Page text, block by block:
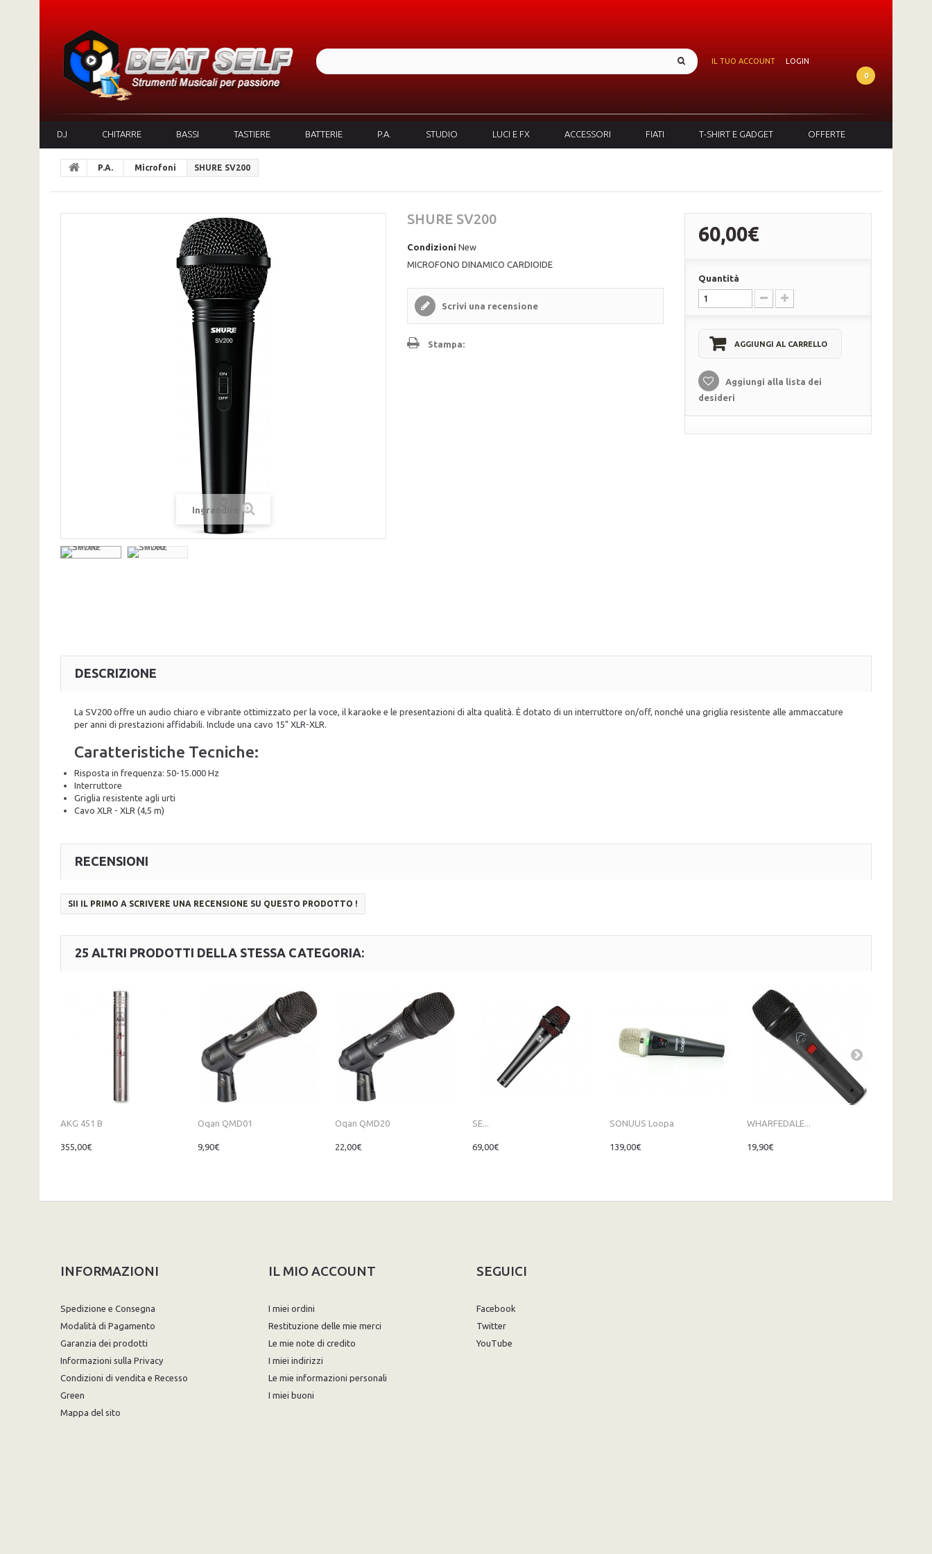
IL TUO ACCOUNT
LOGIN
0
DJ CHITARRE BASSI TASTIERE BATTERIE P.A. STUDIO LUCI E FX ACCESSORI FIATI T-SHIRT E GADGET OFFERTE
P.A. Microfoni SHURE SV200
Ingrandire
SHURE SV200
Condizioni New
MICROFONO DINAMICO CARDIOIDE
Scrivi una recensione
Stampa:
60,00€
Quantità
AGGIUNGI AL CARRELLO
Aggiungi alla lista dei
desideri
DESCRIZIONE
La SV200 offre un audio chiaro e vibrante ottimizzato per la voce, il karaoke e le presentazioni di alta qualità. È dotato di un interruttore on/off, nonché una griglia resistente alle ammaccature
per anni di prestazioni affidabili. Include una cavo 15" XLR-XLR.
Caratteristiche Tecniche:
Risposta in frequenza: 50-15.000 Hz
Interruttore
Griglia resistente agli urti
Cavo XLR - XLR (4,5 m)
RECENSIONI
SII IL PRIMO A SCRIVERE UNA RECENSIONE SU QUESTO PRODOTTO !
25 ALTRI PRODOTTI DELLA STESSA CATEGORIA:
AKG 451 B
355,00€
Oqan QMD01
9,90€
Oqan QMD20
22,00€
SE...
69,00€
SONUUS Loopa
139,00€
WHARFEDALE...
19,90€
INFORMAZIONI
Spedizione e Consegna
Modalità di Pagamento
Garanzia dei prodotti
Informazioni sulla Privacy
Condizioni di vendita e Recesso
Green
Mappa del sito
IL MIO ACCOUNT
I miei ordini
Restituzione delle mie merci
Le mie note di credito
I miei indirizzi
Le mie informazioni personali
I miei buoni
SEGUICI
Facebook
Twitter
YouTube